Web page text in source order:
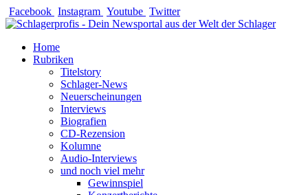
Zum
Inhalt
Facebook Instagram Youtube Twitter
Home
Rubriken
Titelstory
Schlager-News
Neuerscheinungen
Interviews
Biografien
CD-Rezension
Kolumne
Audio-Interviews
und noch viel mehr
Gewinnspiel